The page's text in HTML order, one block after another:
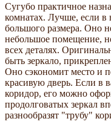
Сугубо практичное
комнатах. Лучше, если в
большого размера. Оно
небольшое помещение,
всех деталях.
быть зеркало,
Оно сэкономит место и
красивую дверь. Если в
коридор, его можно
продолговатых зеркал
разнообразят "трубу"